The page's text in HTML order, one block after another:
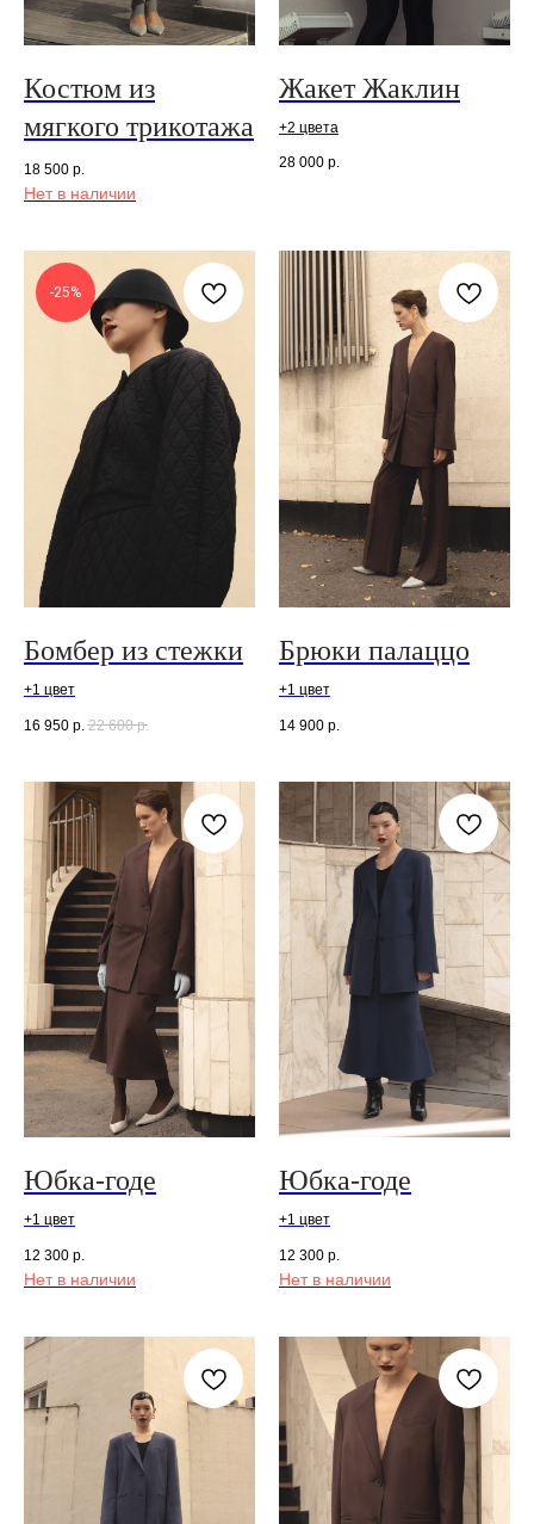
Костюм из
мягкого трикотажа
18 500 р.
Нет в наличии
Жакет Жаклин
+2 цвета
28 000 р.
-25%
Бомбер из стежки
+1 цвет
16 950 р. 22 600 р.
Брюки палаццо
+1 цвет
14 900 р.
Юбка-годе
+1 цвет
12 300 р.
Нет в наличии
Юбка-годе
+1 цвет
12 300 р.
Нет в наличии